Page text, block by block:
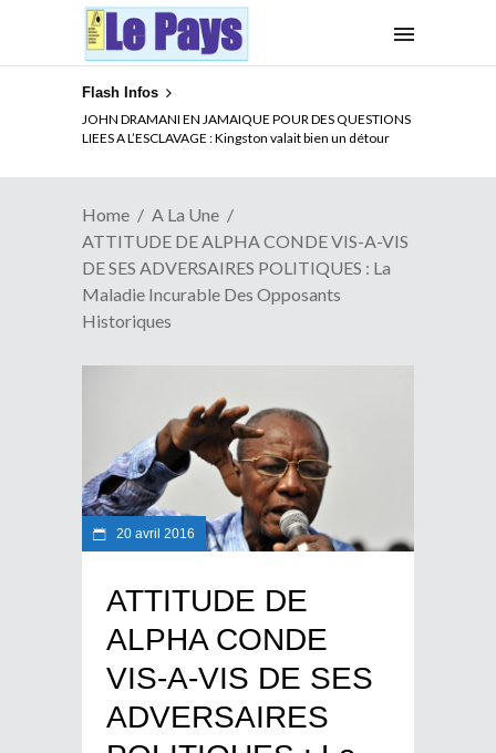
Flash Infos
JOHN DRAMANI EN JAMAIQUE POUR DES QUESTIONS
LIEES A L’ESCLAVAGE : Kingston valait bien un détour
ELECTION DE TALON A LA TETE DU SENAT BENINOIS :
Quand Patrice quitte le pouvoir sans partir !
Home
A La Une
ATTITUDE DE ALPHA CONDE VIS-A-VIS
DE SES ADVERSAIRES POLITIQUES : La
Maladie Incurable Des Opposants
Historiques
20 avril 2016
ATTITUDE DE
ALPHA CONDE
VIS-A-VIS DE SES
ADVERSAIRES